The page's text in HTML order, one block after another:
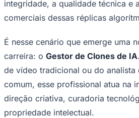
integridade, a qualidade técnica e
comerciais dessas réplicas
É nesse cenário que emerge uma
carreira: o Gestor de Clones de IA
de vídeo tradicional ou do analista
comum, esse profissional atua na
direção criativa, curadoria
propriedade intelectual.